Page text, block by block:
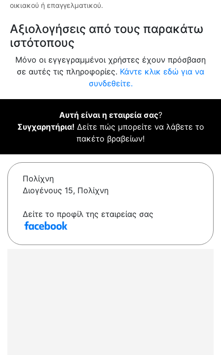
οικιακού ή επαγγελματικού.
Αξιολογήσεις από τους παρακάτω
ιστότοπους
Μόνο οι εγγεγραμμένοι χρήστες έχουν πρόσβαση
σε αυτές τις πληροφορίες. Κάντε κλικ εδώ για να
συνδεθείτε.
Αυτή είναι η εταιρεία σας?
Συγχαρητήρια! Δείτε πώς μπορείτε να λάβετε το
πακέτο βραβείων!
Πολίχνη
Διογένους 15, Πολίχνη
Δείτε το προφίλ της εταιρείας σας